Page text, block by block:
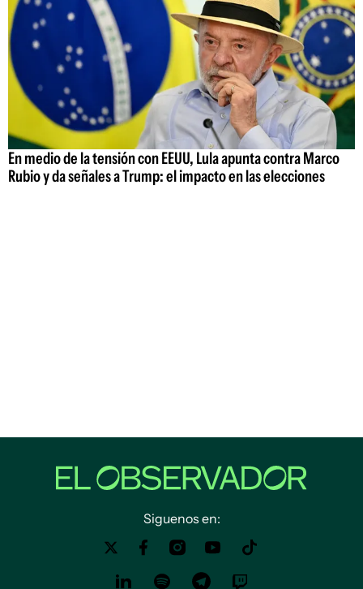
En medio de la tensión con EEUU, Lula apunta contra Marco
Rubio y da señales a Trump: el impacto en las elecciones
Siguenos en: